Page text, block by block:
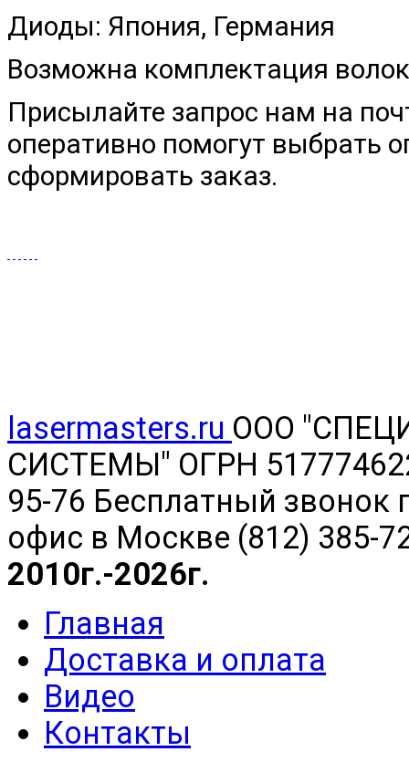
Диоды: Япония, Германия
Возможна комплектация
Присылайте запрос нам на
оперативно помогут выбрать
сформировать заказ.
lasermasters.ru ООО "
СИСТЕМЫ" ОГРН
95-76 Бесплатный звонок
офис в Москве (812) 385-
2010г.-2026г.
Главная
Доставка и оплата
Видео
Контакты